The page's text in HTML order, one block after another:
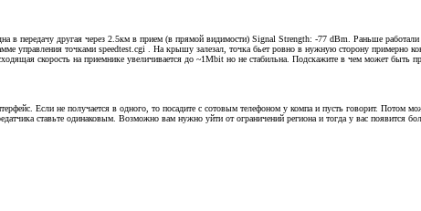
в передачу другая через 2.5км в прием (в прямой видимости) Signal Strength: -77 dBm. Раньше
управления точками speedtest.cgi . На крышу залезал, точка бьет ровно в нужную сторону примерно
скорость на приемнике увеличивается до ~1Mbit но не стабильна. Подскажите в чем может быть
Если не получается в одного, то посадите с сотовым телефоном у компа и пусть говорит. Потом
ставьте одинаковым. Возможно вам нужно уйти от ограничений региона и тогда у вас появится